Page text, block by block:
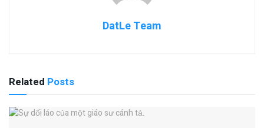
DatLe Team
Related Posts